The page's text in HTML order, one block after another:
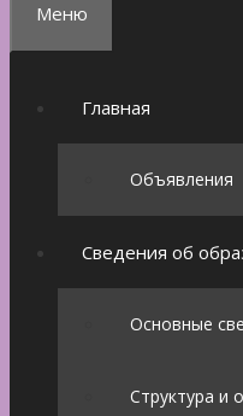
Меню
Главная
Объявления
Сведения об
Основные
Структура и